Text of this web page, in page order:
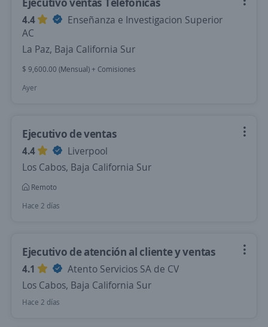
4.4
Enseñanza e Investigacion Superior
AC
La Paz, Baja California Sur
$ 9,600.00 (Mensual) + Comisiones
Ayer
Ejecutivo de ventas
4.4
Liverpool
Los Cabos, Baja California Sur
Remoto
Hace 2 días
Ejecutivo de atención al cliente y ventas
4.1
Atento Servicios SA de CV
Los Cabos, Baja California Sur
Hace 2 días